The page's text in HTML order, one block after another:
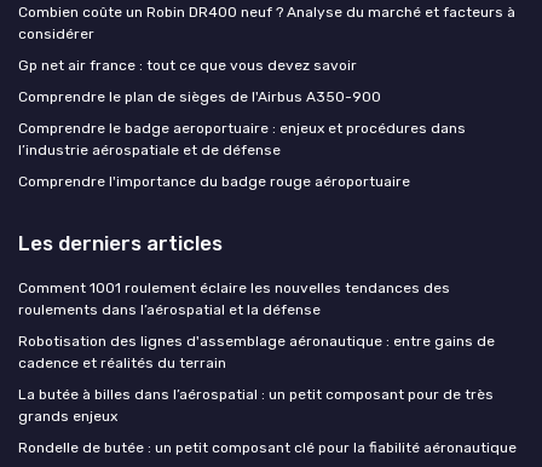
Combien coûte un Robin DR400 neuf ? Analyse du marché et facteurs à
considérer
Gp net air france : tout ce que vous devez savoir
Comprendre le plan de sièges de l'Airbus A350-900
Comprendre le badge aeroportuaire : enjeux et procédures dans
l’industrie aérospatiale et de défense
Comprendre l'importance du badge rouge aéroportuaire
Les derniers articles
Comment 1001 roulement éclaire les nouvelles tendances des
roulements dans l’aérospatial et la défense
Robotisation des lignes d'assemblage aéronautique : entre gains de
cadence et réalités du terrain
La butée à billes dans l’aérospatial : un petit composant pour de très
grands enjeux
Rondelle de butée : un petit composant clé pour la fiabilité aéronautique